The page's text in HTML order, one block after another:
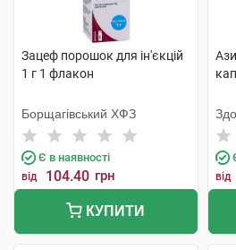
Зацеф порошок для ін'єкцій
1 г 1 флакон
Борщагівський ХФЗ
Є в наявності
від 104.40 грн
КУПИТИ
від